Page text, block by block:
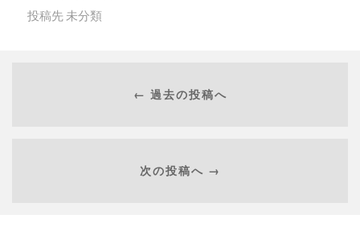
投稿先 未分類
← 過去の投稿へ
次の投稿へ →